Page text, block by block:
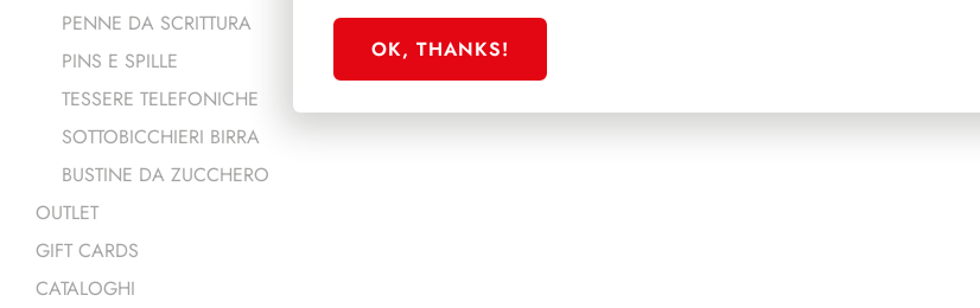
PENNE DA SCRITTURA
PINS E SPILLE
TESSERE TELEFONICHE
SOTTOBICCHIERI BIRRA
BUSTINE DA ZUCCHERO
OUTLET
GIFT CARDS
CATALOGHI
OK, THANKS!